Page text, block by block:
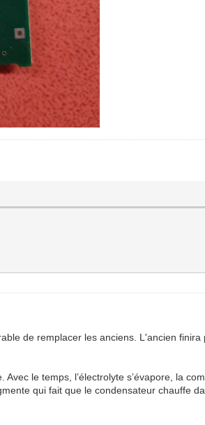
de remplacer les anciens. L'ancien
le temps, l’électrolyte s’évapore, la
qui fait que le condensateur chauffe